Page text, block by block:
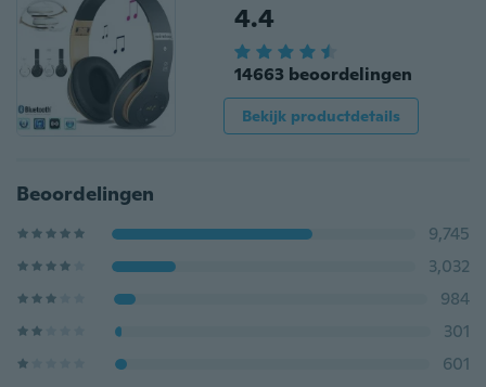
4.4
14663 beoordelingen
Bekijk productdetails
Beoordelingen
9,745
3,032
984
301
601